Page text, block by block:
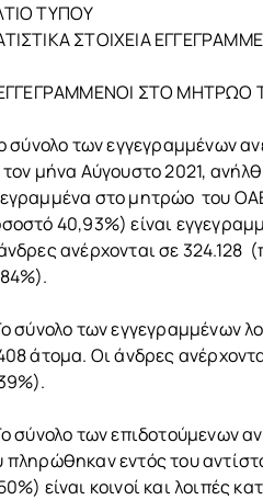
ΤΥΠΟΥ
ΣΤΟΙΧΕΙΑ
ΣΤΟ ΜΗΤΡΩΟ
σύνολο των εγγεγραμμένων
τον μήνα Αύγουστο 2021,
στο μητρώο του
40,93%) είναι
ανέρχονται σε 324.128
σύνολο των εγγεγραμμένων
άτομα. Οι άνδρες
σύνολο των επιδοτούμενων
πληρώθηκαν εντός του
είναι κοινοί και λοιπές